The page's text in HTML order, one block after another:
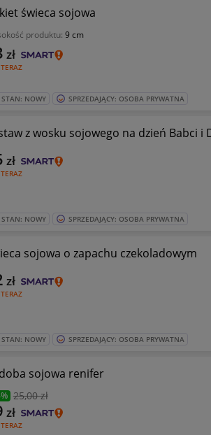
świeca sojowa
produktu: 9 cm
zł
STAN: NOWY SPRZEDAJĄCY: OSOBA PRYWATNA
z wosku sojowego na dzień Babci i
zł
STAN: NOWY SPRZEDAJĄCY: OSOBA PRYWATNA
sojowa o zapachu czekoladowym
zł
STAN: NOWY SPRZEDAJĄCY: OSOBA PRYWATNA
sojowa renifer
25,00 zł
zł